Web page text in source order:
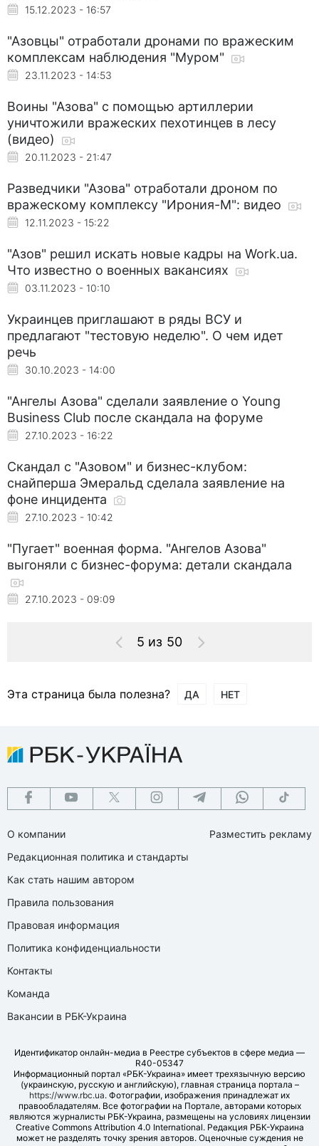
15.12.2023 - 16:57
"Азовцы" отработали дронами по вражеским
комплексам наблюдения "Муром"
23.11.2023 - 14:53
Воины "Азова" с помощью артиллерии
уничтожили вражеских пехотинцев в лесу
(видео)
20.11.2023 - 21:47
Разведчики "Азова" отработали дроном по
вражескому комплексу "Ирония-М": видео
12.11.2023 - 15:22
"Азов" решил искать новые кадры на Work.ua.
Что известно о военных вакансиях
03.11.2023 - 10:10
Украинцев приглашают в ряды ВСУ и
предлагают "тестовую неделю". О чем идет
речь
30.10.2023 - 14:00
"Ангелы Азова" сделали заявление о Young
Business Club после скандала на форуме
27.10.2023 - 16:22
Скандал с "Азовом" и бизнес-клубом:
снайперша Эмеральд сделала заявление на
фоне инцидента
27.10.2023 - 10:42
"Пугает" военная форма. "Ангелов Азова"
выгоняли с бизнес-форума: детали скандала
27.10.2023 - 09:09
5 из 50
Эта страница была полезна? ДА НЕТ
О компании
Редакционная политика и стандарты
Как стать нашим автором
Правила пользования
Правовая информация
Политика конфиденциальности
Контакты
Команда
Вакансии в РБК-Украина
Разместить рекламу
Идентификатор онлайн-медиа в Реестре субъектов в сфере медиа —
R40-05347
Информационный портал «РБК-Украина» имеет трехязычную версию
(украинскую, русскую и английскую), главная страница портала –
https://www.rbc.ua. Фотографии, изображения принадлежат их
правообладателям. Все фотографии на Портале, авторами которых
являются журналисты РБК-Украина, размещены на условиях лицензии
Creative Commons Attribution 4.0 International. Редакция РБК-Украина
может не разделять точку зрения авторов. Оценочные суждения не